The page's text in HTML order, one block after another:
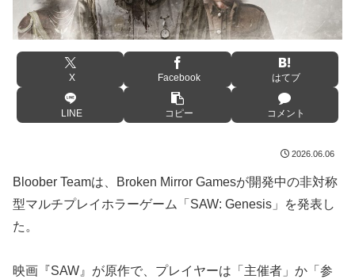
X Facebook はてブ
LINE コピー コメント
2026.06.06
Bloober Teamは、Broken Mirror Gamesが開発中の非対称
型マルチプレイホラーゲーム「SAW: Genesis」を発表し
た。
映画『SAW』が原作で、プレイヤーは「主催者」か「参